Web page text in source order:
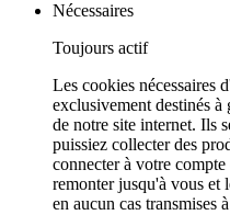
Nécessaires
Toujours actif
Les cookies nécessaires
exclusivement destinés
de notre site internet. Ils
puissiez collecter des
connecter à votre
remonter jusqu'à vous et
en aucun cas transmises